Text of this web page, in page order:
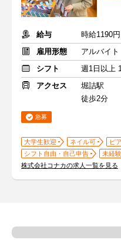
給与
時給1190
雇用形態
アルバイト
シフト
週1日以上
アクセス
堀詰駅
徒歩2分
急募
大学生歓迎 ネイル可
ピ
シフト自由・自己申告
未経
株式会社コナカの求人一覧を見る